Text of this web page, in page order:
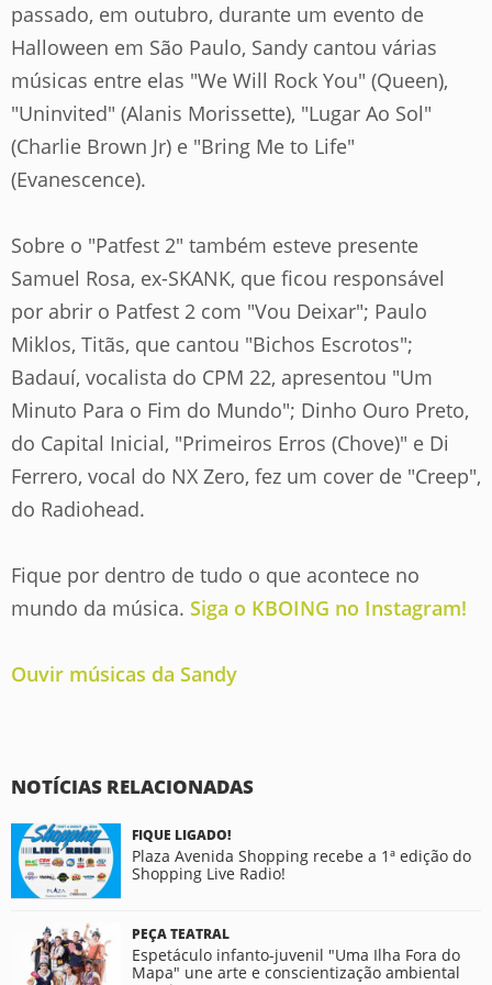
passado, em outubro, durante um evento de
Halloween em São Paulo, Sandy cantou várias
músicas entre elas "We Will Rock You" (Queen),
"Uninvited" (Alanis Morissette), "Lugar Ao Sol"
(Charlie Brown Jr) e "Bring Me to Life"
(Evanescence).
Sobre o "Patfest 2" também esteve presente
Samuel Rosa, ex-SKANK, que ficou responsável
por abrir o Patfest 2 com "Vou Deixar"; Paulo
Miklos, Titãs, que cantou "Bichos Escrotos";
Badauí, vocalista do CPM 22, apresentou "Um
Minuto Para o Fim do Mundo"; Dinho Ouro Preto,
do Capital Inicial, "Primeiros Erros (Chove)" e Di
Ferrero, vocal do NX Zero, fez um cover de "Creep",
do Radiohead.
Fique por dentro de tudo o que acontece no
mundo da música. Siga o KBOING no Instagram!
Ouvir músicas da Sandy
NOTÍCIAS RELACIONADAS
FIQUE LIGADO!
Plaza Avenida Shopping recebe a 1ª edição do
Shopping Live Radio!
PEÇA TEATRAL
Espetáculo infanto-juvenil "Uma Ilha Fora do
Mapa" une arte e conscientização ambiental